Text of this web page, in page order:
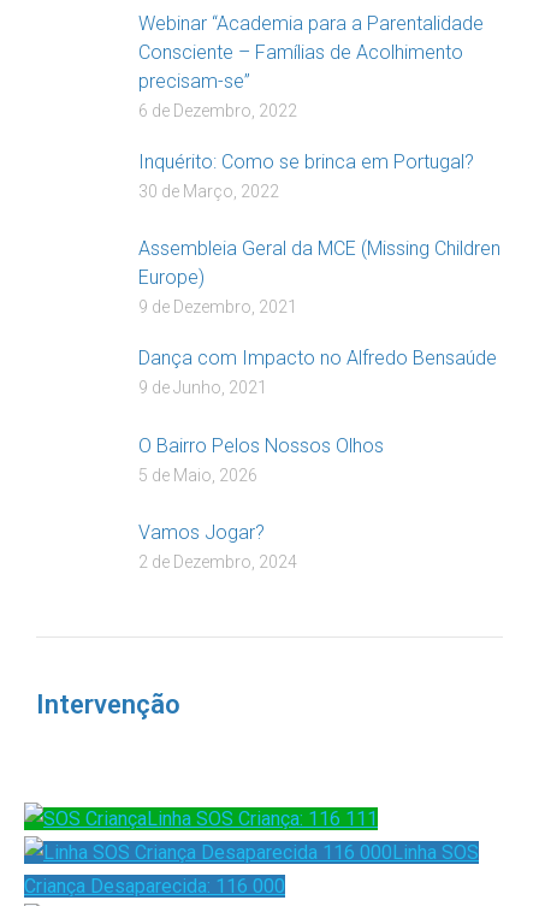
Webinar “Academia para a Parentalidade
Consciente – Famílias de Acolhimento
precisam-se”
6 de Dezembro, 2022
Inquérito: Como se brinca em Portugal?
30 de Março, 2022
Assembleia Geral da MCE (Missing Children
Europe)
9 de Dezembro, 2021
Dança com Impacto no Alfredo Bensaúde
9 de Junho, 2021
O Bairro Pelos Nossos Olhos
5 de Maio, 2026
Vamos Jogar?
2 de Dezembro, 2024
Intervenção
Linha SOS Criança: 116 111
Linha SOS
Criança Desaparecida: 116 000